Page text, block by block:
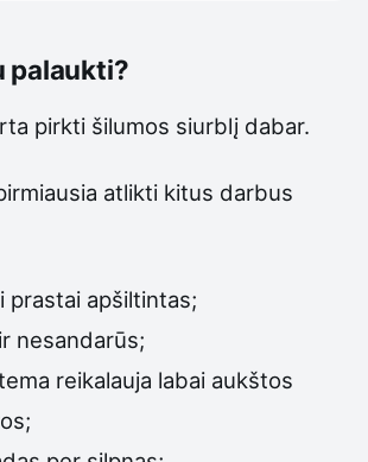
palaukti?
pirkti šilumos siurblį dabar.
atlikti kitus darbus
prastai apšiltintas;
nesandarūs;
reikalauja labai aukštos